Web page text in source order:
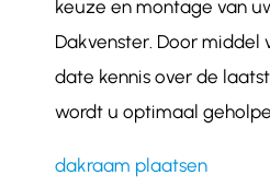
keuze en montage van
Dakvenster. Door middel
date kennis over de
wordt u optimaal
dakraam plaatsen